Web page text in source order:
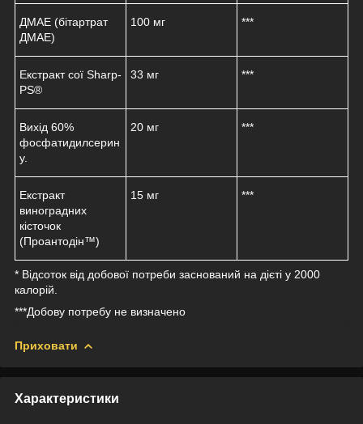
ДМАЕ (бітартрат
ДМАЕ)
100 мг ***
Екстракт сої Sharp-
PS®
33 мг ***
Вихід 60%
фосфатидилсерин
у.
20 мг ***
Екстракт
виноградних
кісточок
(Проантодін™)
15 мг ***
* Відсоток від добової потреби заснований на дієті у 2000
калорій.
***Добову потребу не визначено
Приховати
Характеристики